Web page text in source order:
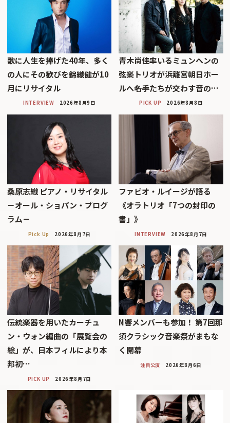
歌に人生を捧げた40年、多く
の人にその歓びを錦織健が10
月にリサイタル
INTERVIEW 2026年8月9日
青木尚佳率いるミュンヘンの
弦楽トリオが浜離宮朝日ホー
ルへ――名手たちが交わす音の…
PICK UP 2026年8月8日
桑原志織 ピアノ・リサイタル
－オール・ショパン・プログ
ラム－
Pick Up 2026年8月7日
ファビオ・ルイージが語る
《オラトリオ「7つの封印の
書」》
INTERVIEW 2026年8月7日
伝統楽器を用いたカーチュ
ン・ウォン編曲の「展覧会の
絵」が、日本フィルにより本
邦初…
PICK UP 2026年8月7日
N響メンバーも参加！ 第7回那
須クラシック音楽祭がまもな
く開幕
注目公演 2026年8月6日